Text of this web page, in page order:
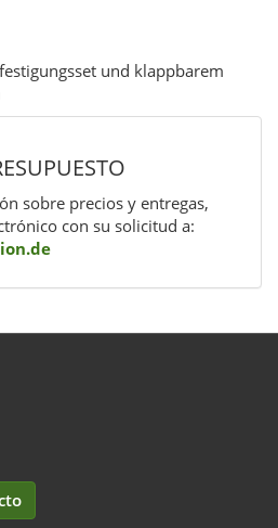
und klappbarem
sobre precios y entregas,
con su solicitud a: